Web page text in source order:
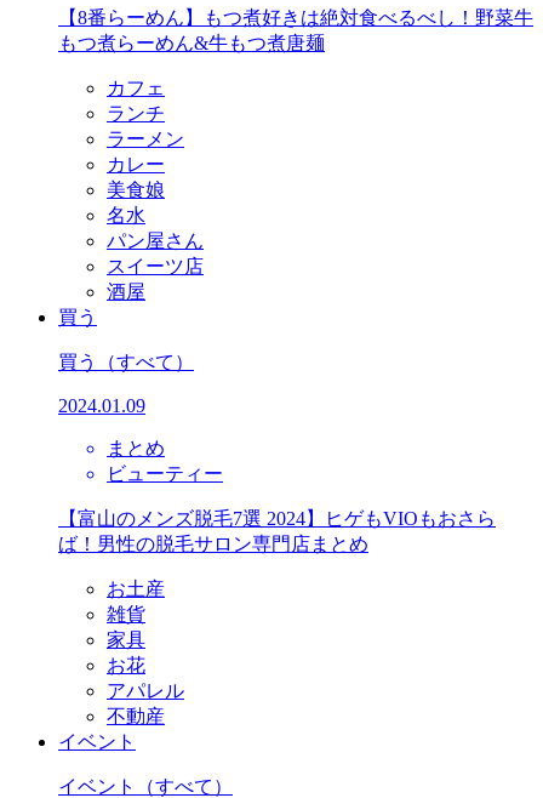
【8番らーめん】もつ煮好きは絶対食べるべし！野菜牛
もつ煮らーめん&牛もつ煮唐麺
カフェ
ランチ
ラーメン
カレー
美食娘
名水
パン屋さん
スイーツ店
酒屋
買う
買う （すべて）
2024.01.09
まとめ
ビューティー
【富山のメンズ脱毛7選 2024】ヒゲもVIOもおさら
ば！男性の脱毛サロン専門店まとめ
お土産
雑貨
家具
お花
アパレル
不動産
イベント
イベント （すべて）